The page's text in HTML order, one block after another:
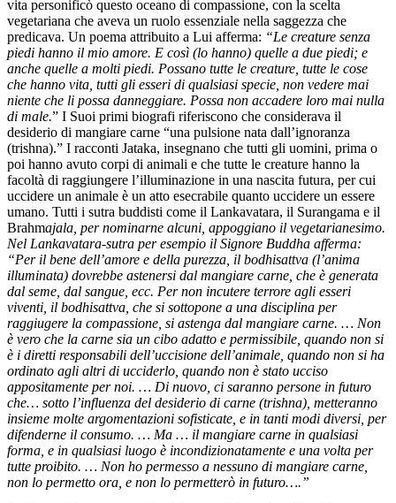
vita personificò questo oceano di compassione, con la scelta
vegetariana che aveva un ruolo essenziale nella saggezza che
predicava. Un poema attribuito a Lui afferma: “Le creature senza
piedi hanno il mio amore. E così (lo hanno) quelle a due piedi; e
anche quelle a molti piedi. Possano tutte le creature, tutte le cose
che hanno vita, tutti gli esseri di qualsiasi specie, non vedere mai
niente che li possa danneggiare. Possa non accadere loro mai nulla
di male.” I Suoi primi biografi riferiscono che considerava il
desiderio di mangiare carne “una pulsione nata dall’ignoranza
(trishna).” I racconti Jataka, insegnano che tutti gli uomini, prima o
poi hanno avuto corpi di animali e che tutte le creature hanno la
facoltà di raggiungere l’illuminazione in una nascita futura, per cui
uccidere un animale è un atto esecrabile quanto uccidere un essere
umano. Tutti i sutra buddisti come il Lankavatara, il Surangama e il
Brahmajala, per nominarne alcuni, appoggiano il vegetarianesimo.
Nel Lankavatara-sutra per esempio il Signore Buddha afferma:
“Per il bene dell’amore e della purezza, il bodhisattva (l’anima
illuminata) dovrebbe astenersi dal mangiare carne, che è generata
dal seme, dal sangue, ecc. Per non incutere terrore agli esseri
viventi, il bodhisattva, che si sottopone a una disciplina per
raggiugere la compassione, si astenga dal mangiare carne. … Non
è vero che la carne sia un cibo adatto e permissibile, quando non si
è i diretti responsabili dell’uccisione dell’animale, quando non si ha
ordinato agli altri di ucciderlo, quando non è stato ucciso
appositamente per noi. … Di nuovo, ci saranno persone in futuro
che… sotto l’influenza del desiderio di carne (trishna), metteranno
insieme molte argomentazioni sofisticate, e in tanti modi diversi, per
difenderne il consumo. … Ma … il mangiare carne in qualsiasi
forma, e in qualsiasi luogo è incondizionatamente e una volta per
tutte proibito. … Non ho permesso a nessuno di mangiare carne,
non lo permetto ora, e non lo permetterò in futuro….”